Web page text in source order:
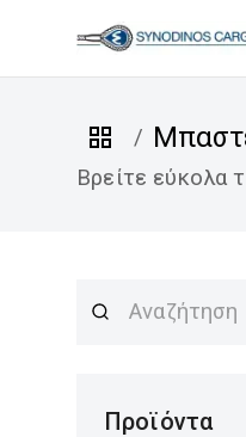
/
Βρείτε εύκολα
Προϊόντα